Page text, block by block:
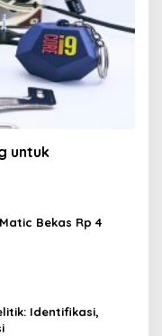
untuk
Bekas Rp 4
Identifikasi,